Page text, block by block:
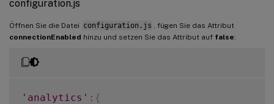
configuration.js
Öffnen Sie die Datei configuration.js
, fügen Sie das Attribut
connectionEnabled hinzu und setzen Sie das Attribut auf false:
'analytics' : {